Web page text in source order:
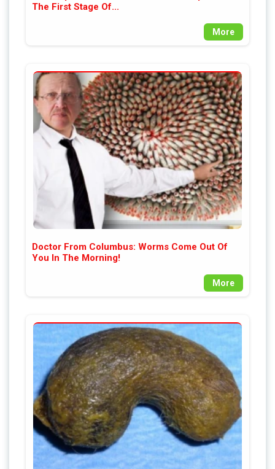
The First Stage Of...
More
Doctor From Columbus: Worms Come Out Of
You In The Morning!
More